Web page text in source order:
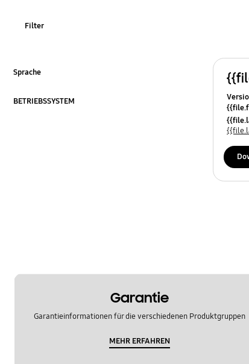
Verwendung
Zubehör
Filter
Sprache
BETRIEBSSYSTEM
Garantie
Garantieinformationen für die verschiedenen Produktgruppen
MEHR ERFAHREN